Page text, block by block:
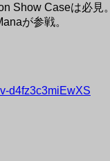
Show Caseは必見。
が参戦。
d4fz3c3miEwXS